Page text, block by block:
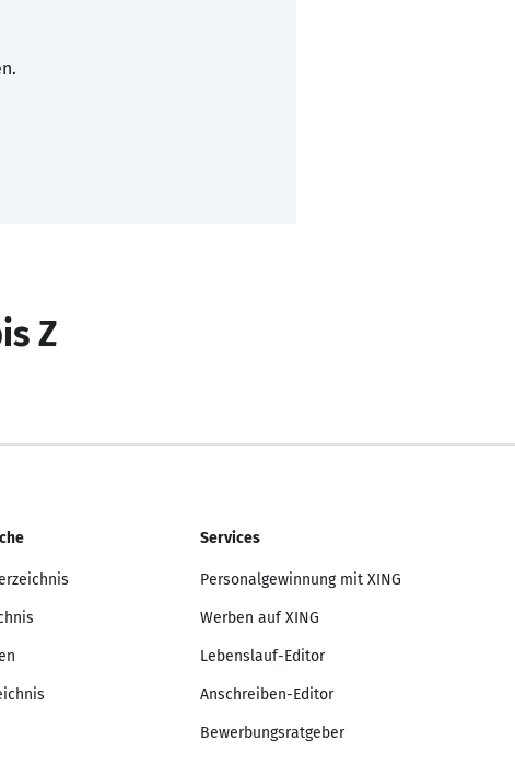
Z
Services
Personalgewinnung mit XING
Werben auf XING
Lebenslauf-Editor
Anschreiben-Editor
Bewerbungsratgeber